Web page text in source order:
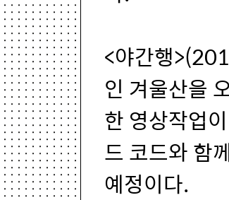
<야간행
인 겨울산을
한 영상작업
드 코드와 함
예정이다.